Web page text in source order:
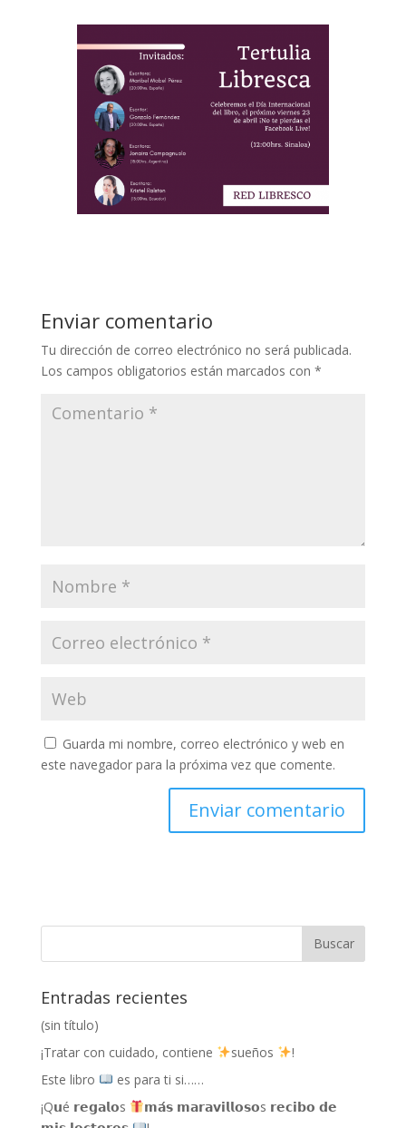
Enviar comentario
Tu dirección de correo electrónico no será publicada.
Los campos obligatorios están marcados con *
Guarda mi nombre, correo electrónico y web en
este navegador para la próxima vez que comente.
Entradas recientes
(sin título)
¡Tratar con cuidado, contiene
sueños
!
Este libro
es para ti si……
¡Q𝘂é 𝗿𝗲𝗴𝗮𝗹𝗼s
𝗺𝗮́𝘀 𝗺𝗮𝗿𝗮𝘃𝗶𝗹𝗹𝗼𝘀𝗼s 𝗿𝗲𝗰𝗶𝗯𝗼 𝗱𝗲